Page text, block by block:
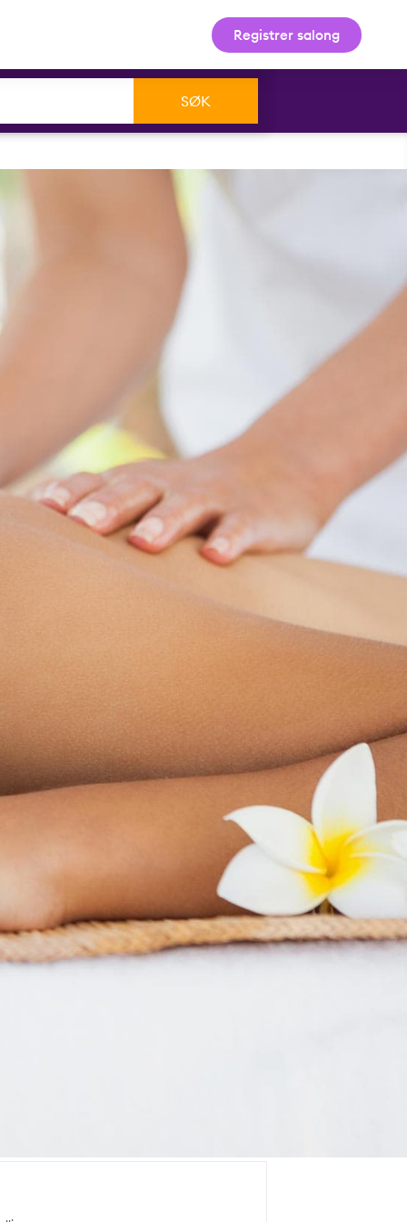
Registrer salong